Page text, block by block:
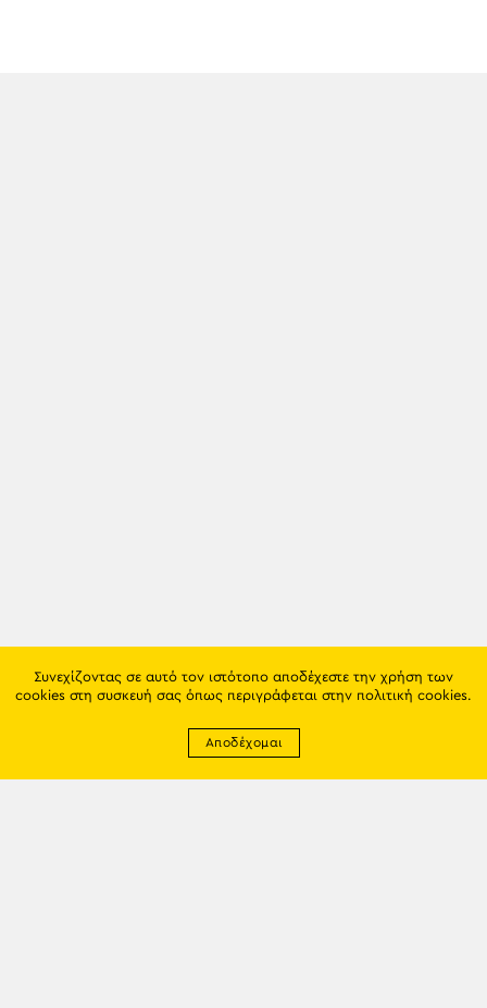
Συνεχίζοντας σε αυτό τον ιστότοπο αποδέχεστε την χρήση των
cookies στη συσκευή σας όπως περιγράφεται στην πολιτική cookies.
Αποδέχομαι